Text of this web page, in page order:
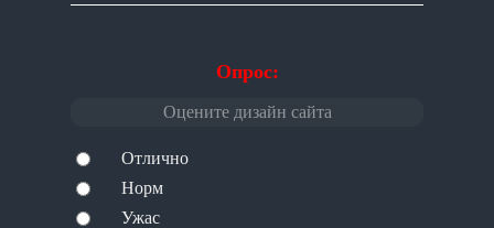
Опрос:
Оцените дизайн сайта
Отлично
Норм
Ужас